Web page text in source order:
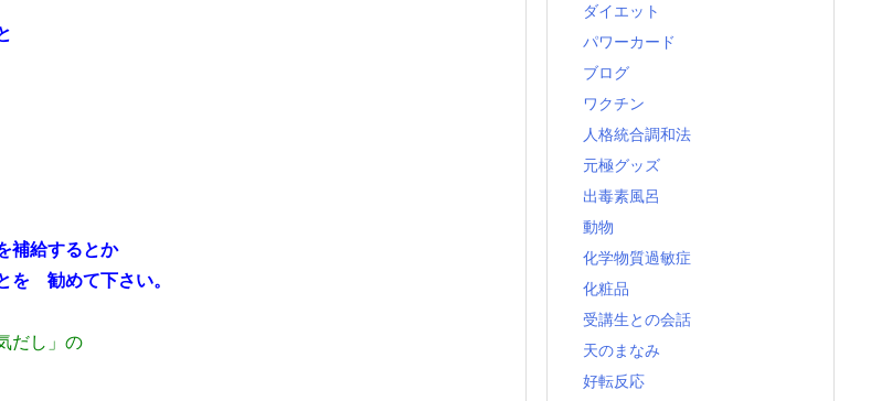
補給するとか
を 勧めて下さい。
だし」の
ダイエット
パワーカード
ブログ
ワクチン
人格統合調和法
元極グッズ
出毒素風呂
動物
化学物質過敏症
化粧品
受講生との会話
天のまなみ
好転反応